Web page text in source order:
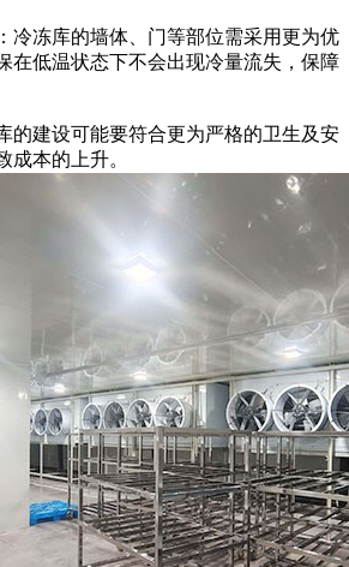
冻库的墙体、门等部位需采用更为优
在低温状态下不会出现冷量流失，保障
建设可能要符合更为严格的卫生及安
成本的上升。